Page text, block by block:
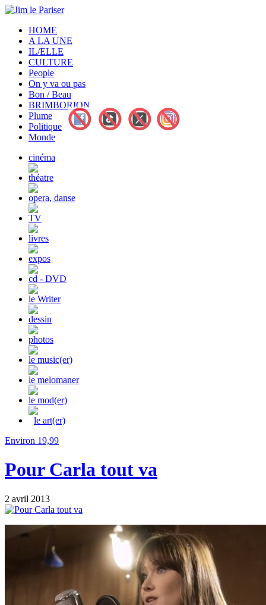
HOME
A LA UNE
IL/ELLE
CULTURE
People
On y va ou pas
Bon / Beau
BRIMBORION
Plume
Politique
Monde
cinéma
théatre
opera, danse
TV
livres
expos
cd - DVD
le Writer
dessin
photos
le music(er)
le melomaner
le mod(er)
le art(er)
Environ 19,99
Pour Carla tout va
2 avril 2013